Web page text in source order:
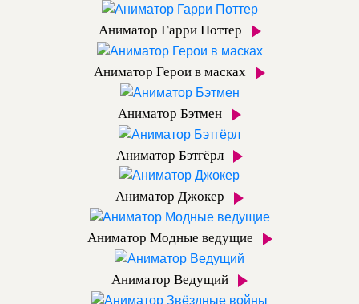
Аниматор Гарри Поттер
Аниматор Герои в масках
Аниматор Бэтмен
Аниматор Бэтгёрл
Аниматор Джокер
Аниматор Модные ведущие
Аниматор Ведущий